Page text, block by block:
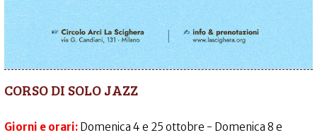
CORSO DI SOLO JAZZ
Giorni e orari: Domenica 4 e 25 ottobre - Domenica 8 e